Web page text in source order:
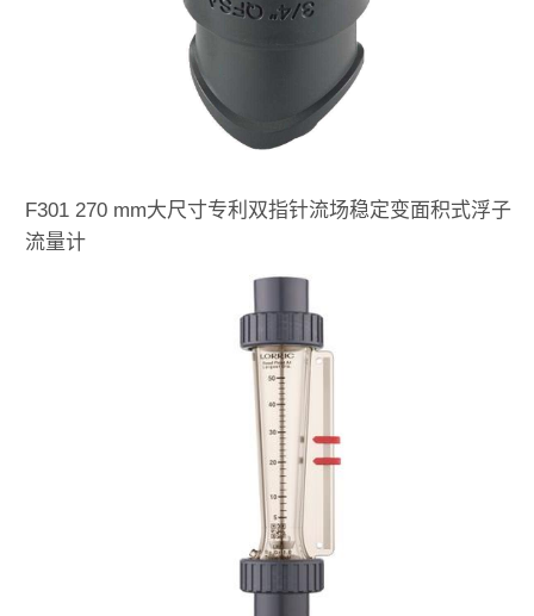
F301 270 mm大尺寸专利双指针流场稳定变面积式浮子
流量计